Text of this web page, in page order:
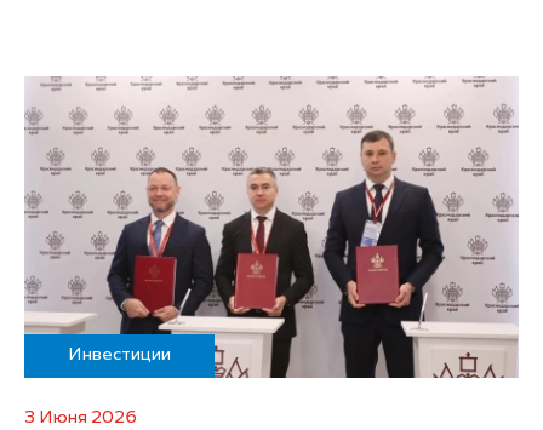
Инвестиции
3 Июня 2026